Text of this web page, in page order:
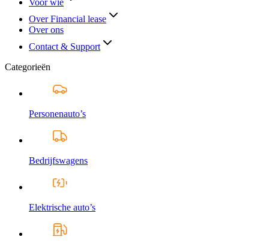
Voor wie
Over Financial lease
Over ons
Contact & Support
Categorieën
Personenauto’s
Bedrijfswagens
Elektrische auto’s